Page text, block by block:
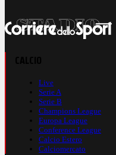
Live
Serie A
Serie B
Champions League
Europa League
Conference League
Calcio Estero
Calciomercato